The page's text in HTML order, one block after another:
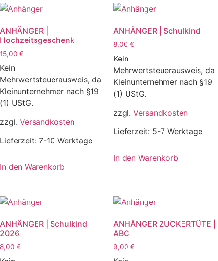
ANHÄNGER |
Hochzeitsgeschenk
15,00 €
Kein
Mehrwertsteuerausweis, da
Kleinunternehmer nach §19
(1) UStG.
zzgl. Versandkosten
Lieferzeit: 7-10 Werktage
In den Warenkorb
ANHÄNGER | Schulkind
8,00 €
Kein
Mehrwertsteuerausweis, da
Kleinunternehmer nach §19
(1) UStG.
zzgl. Versandkosten
Lieferzeit: 5-7 Werktage
In den Warenkorb
ANHÄNGER | Schulkind
2026
8,00 €
ANHÄNGER ZUCKERTÜTE |
ABC
9,00 €